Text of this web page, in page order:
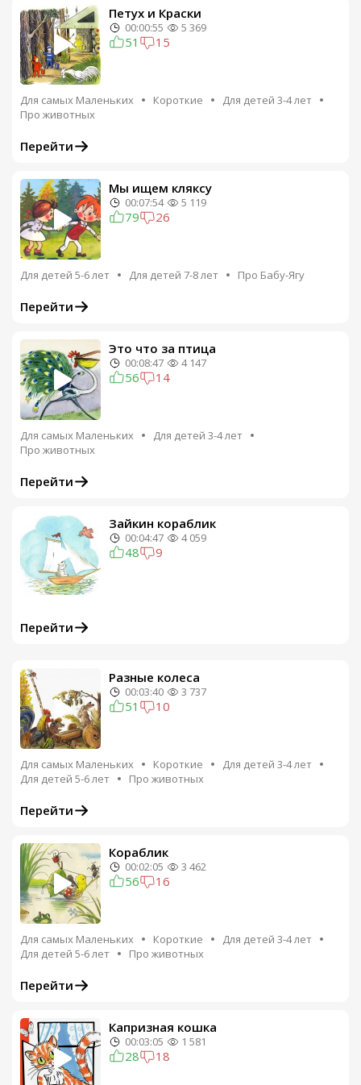
Петух и Краски
00:00:55 5 369
51 15
Для самых Маленьких Короткие
Для детей 3-4 лет
Про животных
Перейти
Мы ищем кляксу
00:07:54 5 119
79 26
Для детей 5-6 лет Для детей 7-8 лет Про Бабу-Ягу
Перейти
Это что за птица
00:08:47 4 147
56 14
Для самых Маленьких
Для детей 3-4 лет
Про животных
Перейти
Зайкин кораблик
00:04:47 4 059
48 9
Перейти
Разные колеса
00:03:40 3 737
51 10
Для самых Маленьких Короткие
Для детей 3-4 лет
Для детей 5-6 лет
Про животных
Перейти
Кораблик
00:02:05 3 462
56 16
Для самых Маленьких Короткие
Для детей 3-4 лет
Для детей 5-6 лет
Про животных
Перейти
Капризная кошка
00:03:05 1 581
28 18